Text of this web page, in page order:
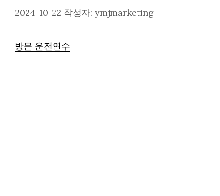
2024-10-22 작성자: ymjmarketing
방문 운전연수